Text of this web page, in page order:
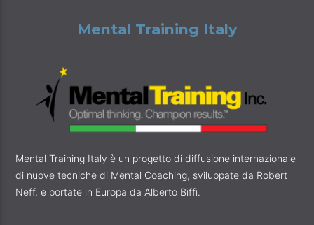
Mental Training Italy
Mental Training Italy è un progetto di diffusione internazionale
di nuove tecniche di Mental Coaching, sviluppate da Robert
Neff, e portate in Europa da Alberto Biffi.